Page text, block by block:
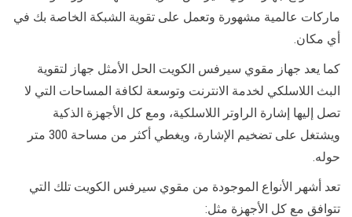
ماركات عالمية مشهورة وتعمل على تقوية الشبكة الخاصة بك في
أي مكان.
كما يعد جهاز مقوي سيرفس الكويت الحل الأمثل جهاز لتقوية
البث اللاسلكي لخدمة الانترنت وتوسعة لكافة المساحات التي لا
تصل إليها إشارة الراوتر اللاسلكية، ومع كل الأجهزة الذكية
ويشتغل على تضخيم الإشارة، ويغطي أكثر من مساحة 300 متر
حوله.
تعد أشهر الأنواع الموجودة من مقوي سيرفس الكويت تلك التي
تتوافق مع كل الأجهزة مثل: